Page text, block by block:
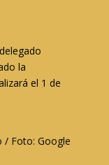
la
el 1 de
/ Foto: Google